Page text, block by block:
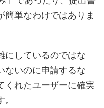
簡単なわけではありま
にしているのではな
ないのに申請するな
くれたユーザーに確実